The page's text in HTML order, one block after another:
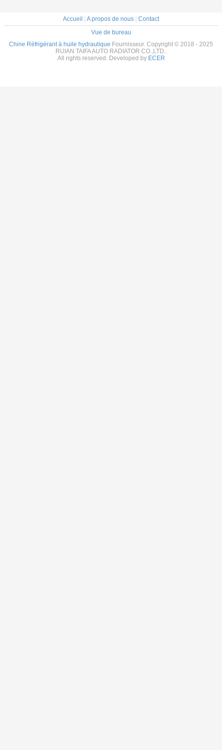
Accueil | A propos de nous | Contact
Vue de bureau
Chine Réfrigérant à huile hydraulique Fournisseur. Copyright © 2018 - 2025
RUIAN TAIFA AUTO RADIATOR CO.,LTD..
All rights reserved. Developed by ECER